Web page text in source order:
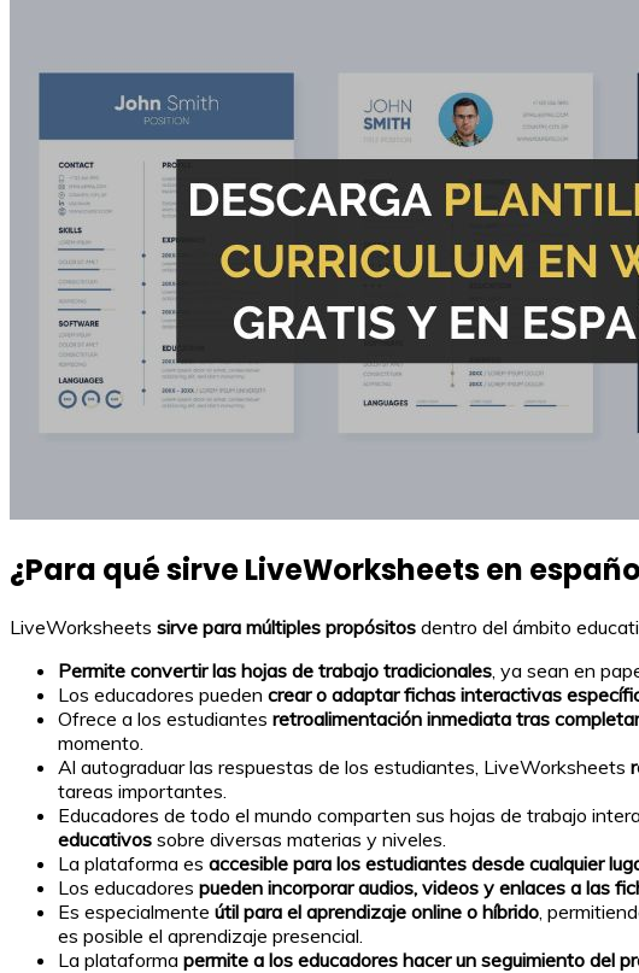
¿Para qué sirve LiveWorksheets en
LiveWorksheets sirve para múltiples propósitos dentro del ámbito
Permite convertir las hojas de trabajo tradicionales , ya sean en
Los educadores pueden crear o adaptar fichas interactivas
Ofrece a los estudiantes retroalimentación inmediata tras
momento.
Al autograduar las respuestas de los estudiantes, LiveWorksheets
tareas importantes.
Educadores de todo el mundo comparten sus hojas de trabajo
educativos sobre diversas materias y niveles.
La plataforma es accesible para los estudiantes desde cualquier
Los educadores pueden incorporar audios, videos y enlaces a las
Es especialmente útil para el aprendizaje online o híbrido ,
es posible el aprendizaje presencial.
La plataforma permite a los educadores hacer un seguimiento del